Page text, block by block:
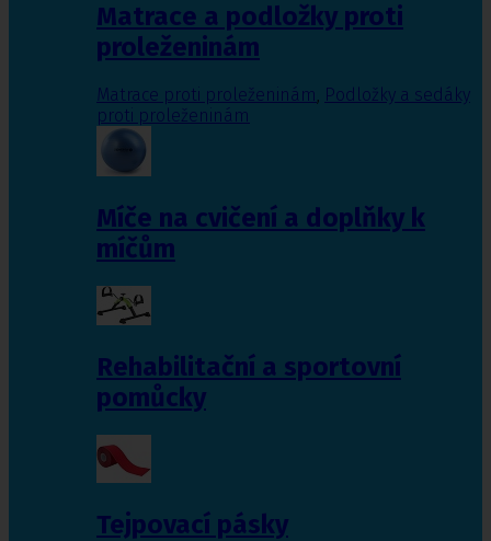
Matrace a podložky proti
proleženinám
Matrace proti proleženinám, Podložky a sedáky
proti proleženinám
Míče na cvičení a doplňky k
míčům
Rehabilitační a sportovní
pomůcky
Tejpovací pásky